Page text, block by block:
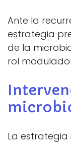
Ante la
estrategia
de la
rol
La estrategia